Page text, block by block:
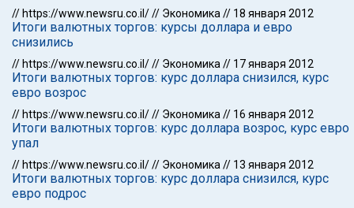
// https://www.newsru.co.il/// Экономика // 18 января 2012
Итоги валютных торгов: курсы доллара и евро
снизились
// https://www.newsru.co.il/// Экономика // 17 января 2012
Итоги валютных торгов: курс доллара снизился, курс
евро возрос
// https://www.newsru.co.il/// Экономика // 16 января 2012
Итоги валютных торгов: курс доллара возрос, курс евро
упал
// https://www.newsru.co.il/// Экономика // 13 января 2012
Итоги валютных торгов: курс доллара снизился, курс
евро подрос